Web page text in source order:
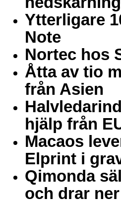
Ytterligare
Note
Nortec hos
Åtta av tio
från Asien
hjälp från
Macaos
Elprint i
Qimonda
och drar ner